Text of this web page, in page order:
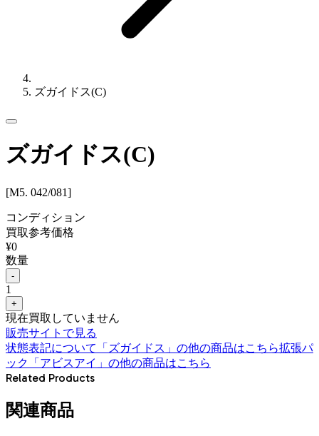
ズガイドス(C)
ズガイドス(C)
[M5. 042/081]
コンディション
買取参考価格
¥0
数量
-
1
+
現在買取していません
販売サイトで見る
状態表記について
「 ズガイドス 」の他の商品はこちら拡張パ
ック「アビスアイ」 の他の商品はこちら
Related Products
関連商品